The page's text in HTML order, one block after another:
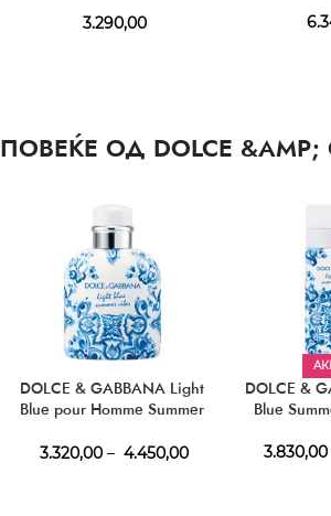
3.290,00
ПОВЕЌЕ ОД DOLCE &AMP;
DOLCE & GABBANA Light
Blue pour Homme Summer
3.320,00 – 4.450,00
DOLCE &
Blue
3.830,00